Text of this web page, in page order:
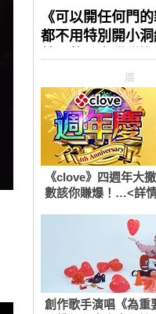
《clove》四週年大
數該你賺爆！…<詳
創作歌手演唱《為重